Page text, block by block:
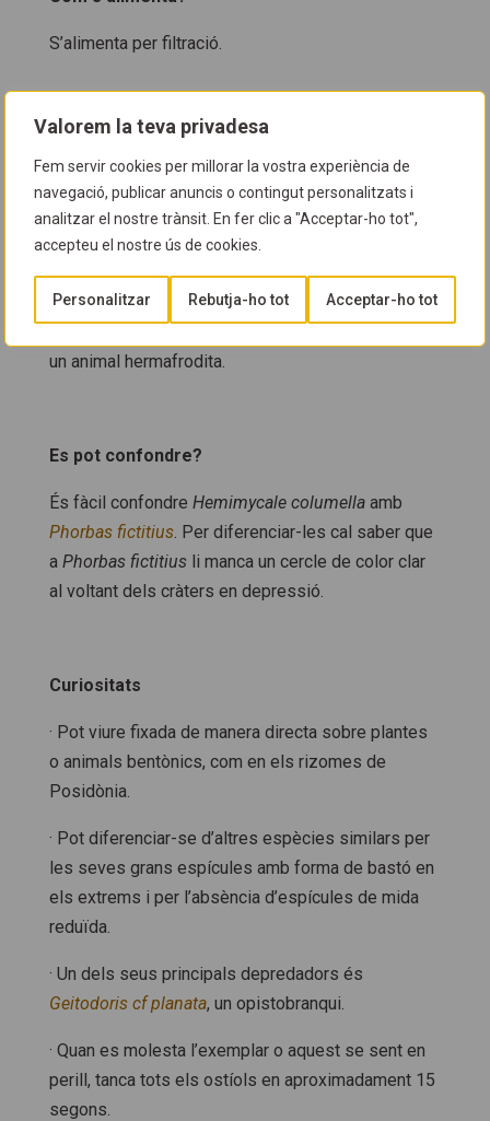
Valorem la teva privadesa
Fem servir cookies per millorar la vostra experiència de
navegació, publicar anuncis o contingut personalitzats i
analitzar el nostre trànsit. En fer clic a "Acceptar-ho tot",
accepteu el nostre ús de cookies.
Personalitzar Rebutja-ho tot Acceptar-ho tot
S’alimenta per filtració.
Com es reprodueix?
Pot reproduir-se de manera asexual mitjançant la
fragmentació, gràcies a la totipotència que
presenten les seves cèl·lules. També es pot
reproduir per via sexual amb la intervenció d’òvuls i
espermatozoides. Aquest tipus de fecundació es
un animal hermafrodita.
Es pot confondre?
És fàcil confondre Hemimycale columellaamb
Phorbas fictitius. Per diferenciar-les cal saber que
a Phorbas fictitiusli manca un cercle de color clar
al voltant dels cràters en depressió.
Curiositats
· Pot viure fixada de manera directa sobre plantes
o animals bentònics, com en els rizomes de
Posidònia.
· Pot diferenciar-se d’altres espècies similars per
les seves grans espícules amb forma de bastó en
els extrems i per l’absència d’espícules de mida
reduïda.
· Un dels seus principals depredadors és
Geitodoris cf planata, un opistobranqui.
· Quan es molesta l’exemplar o aquest se sent en
perill, tanca tots els ostíols en aproximadament 15
segons.